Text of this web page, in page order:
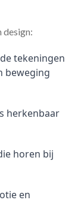
design:
tekeningen
beweging
herkenbaar
horen bij
en